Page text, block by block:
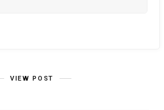
VIEW POST